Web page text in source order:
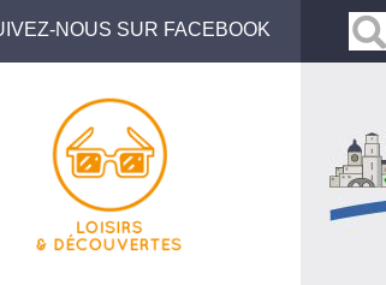
NOUS SUR FACEBOOK